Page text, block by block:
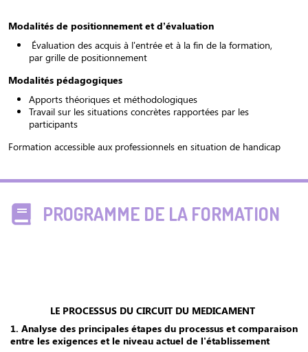
Modalités de positionnement et d’évaluation
Évaluation des acquis à l'entrée et à la fin de la formation,
par grille de positionnement
Modalités pédagogiques
Apports théoriques et méthodologiques
Travail sur les situations concrètes rapportées par les
participants
Formation accessible aux professionnels en situation de handicap
PROGRAMME DE LA FORMATION
LE PROCESSUS DU CIRCUIT DU MEDICAMENT
1. Analyse des principales étapes du processus et comparaison
entre les exigences et le niveau actuel de l'établissement